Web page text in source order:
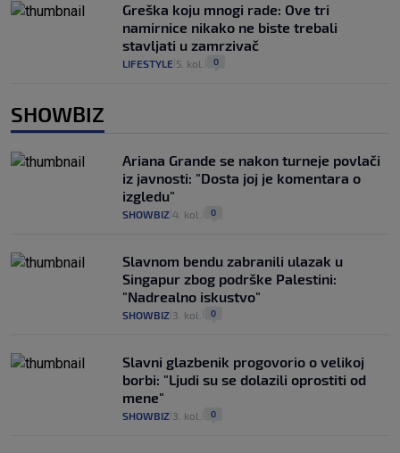
Greška koju mnogi rade: Ove tri
namirnice nikako ne biste trebali
stavljati u zamrzivač
LIFESTYLE 5. kol. 0
SHOWBIZ
Ariana Grande se nakon turneje povlači
iz javnosti: "Dosta joj je komentara o
izgledu"
SHOWBIZ 4. kol. 0
Slavnom bendu zabranili ulazak u
Singapur zbog podrške Palestini:
"Nadrealno iskustvo"
SHOWBIZ 3. kol. 0
Slavni glazbenik progovorio o velikoj
borbi: "Ljudi su se dolazili oprostiti od
mene"
SHOWBIZ 3. kol. 0